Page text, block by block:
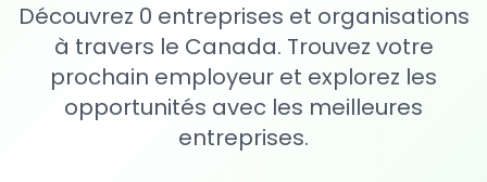
Découvrez 0 entreprises et organisations
à travers le Canada. Trouvez votre
prochain employeur et explorez les
opportunités avec les meilleures
entreprises.